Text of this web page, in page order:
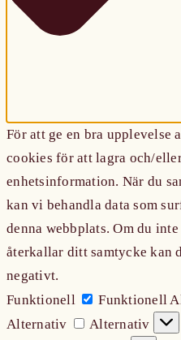
För att ge en bra upplevelse
cookies för att lagra och/
enhetsinformation. När du
kan vi behandla data som
denna webbplats. Om du
återkallar ditt samtycke kan
negativt.
Funktionell
Funktionell
Alternativ
Alternativ